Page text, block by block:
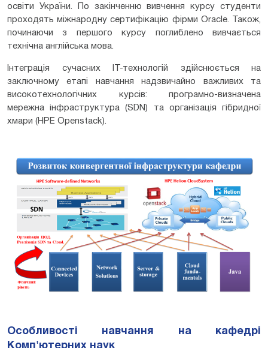
освіти України. По закінченню вивчення курсу студенти
проходять міжнародну сертифікацію фірми Oracle. Також,
починаючи з першого курсу поглиблено вивчається
технічна англійська мова.
Інтеграція сучасних ІТ-технологій здійснюється на
заключному етапі навчання надзвичайно важливих та
високотехнологічних курсів: програмно-визначена
мережна інфраструктура (SDN) та організація гібридної
хмари (HPE Openstack).
Особливості навчання на кафедрі
Комп'ютерних наук